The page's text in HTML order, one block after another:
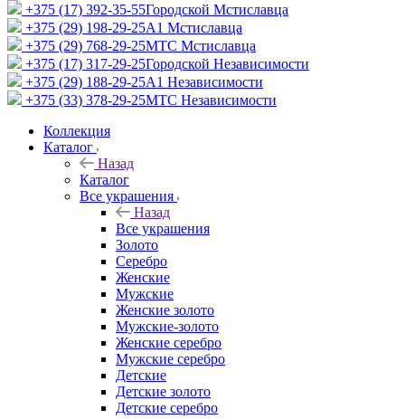
+375 (17) 392-35-55Городской Мстиславца
+375 (29) 198-29-25A1 Мстиславца
+375 (29) 768-29-25МТС Мстиславца
+375 (17) 317-29-25Городской Независимости
+375 (29) 188-29-25A1 Независимости
+375 (33) 378-29-25МТС Независимости
Коллекция
Каталог
Назад
Каталог
Все украшения
Назад
Все украшения
Золото
Серебро
Женские
Мужские
Женские золото
Мужские-золото
Женские серебро
Мужские серебро
Детские
Детские золото
Детские серебро